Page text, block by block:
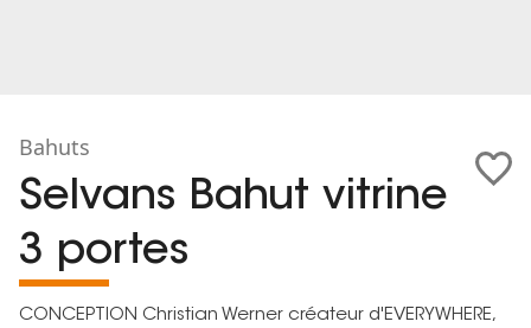
Bahuts
Selvans Bahut vitrine
3 portes
CONCEPTION Christian Werner créateur d'EVERYWHERE,